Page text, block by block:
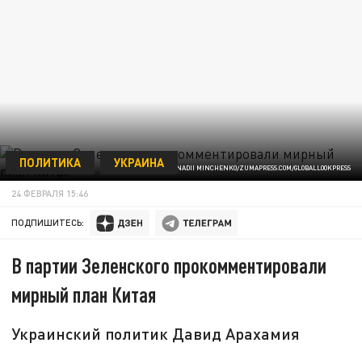
ФОТО: HENNADII MINCHENKO/ZUMAPRESS.COM/GLOBALLOOKPRESS
ПОЛИТИКА УКРАИНА
24 ФЕВРАЛЯ 15:46
ПОДПИШИТЕСЬ:
В партии Зеленского прокомментировали
мирный план Китая
Украинский политик Давид Арахамия